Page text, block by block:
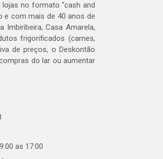
no formato “cash and
e com mais de 40 anos de
Casa Amarela,
frigorificados (carnes,
de preços, o Deskontão
do lar ou aumentar
as 17:00